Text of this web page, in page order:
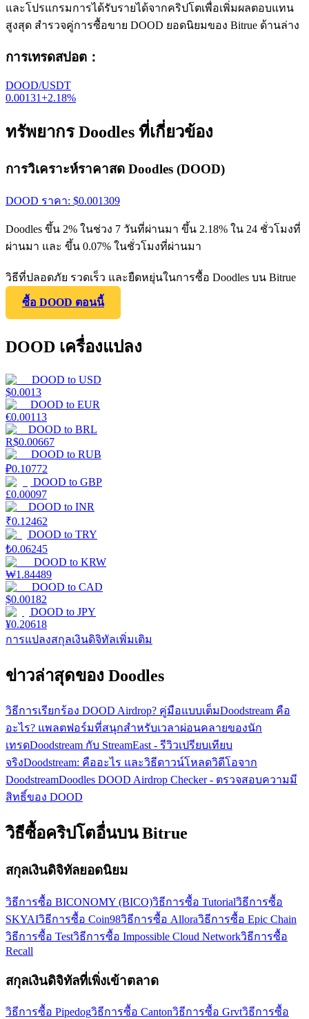
และโปรแกรมการได้รับรายได้จากคริปโตเพื่อเพิ่มผลตอบแทน
สูงสุด สำรวจคู่การซื้อขาย DOOD ยอดนิยมของ Bitrue ด้านล่าง
การเทรดสปอต ：
DOOD/USDT
0.00131+2.18%
ทรัพยากร Doodles ที่เกี่ยวข้อง
การวิเคราะห์ราคาสด Doodles (DOOD)
DOOD ราคา: $0.001309
Doodles ขึ้น 2% ในช่วง 7 วันที่ผ่านมา ขึ้น 2.18% ใน 24 ชั่วโมงที่
ผ่านมา และ ขึ้น 0.07% ในชั่วโมงที่ผ่านมา
วิธีที่ปลอดภัย รวดเร็ว และยืดหยุ่นในการซื้อ Doodles บน Bitrue
ซื้อ DOOD ตอนนี้
DOOD เครื่องแปลง
DOOD to USD
$0.0013
DOOD to EUR
€0.00113
DOOD to BRL
R$0.00667
DOOD to RUB
₽0.10772
DOOD to GBP
£0.00097
DOOD to INR
₹0.12462
DOOD to TRY
₺0.06245
DOOD to KRW
₩1.84489
DOOD to CAD
$0.00182
DOOD to JPY
¥0.20618
การแปลงสกุลเงินดิจิทัลเพิ่มเติม
ข่าวล่าสุดของ Doodles
วิธีการเรียกร้อง DOOD Airdrop? คู่มือแบบเต็มDoodstream คือ
อะไร? แพลตฟอร์มที่สนุกสำหรับเวลาผ่อนคลายของนัก
เทรดDoodstream กับ StreamEast - รีวิวเปรียบเทียบ
จริงDoodstream: คืออะไร และวิธีดาวน์โหลดวิดีโอจาก
DoodstreamDoodles DOOD Airdrop Checker - ตรวจสอบความมี
สิทธิ์ของ DOOD
วิธีซื้อคริปโตอื่นบน Bitrue
สกุลเงินดิจิทัลยอดนิยม
วิธีการซื้อ BICONOMY (BICO)วิธีการซื้อ Tutorialวิธีการซื้อ
SKYAIวิธีการซื้อ Coin98วิธีการซื้อ Alloraวิธีการซื้อ Epic Chain
วิธีการซื้อ Testวิธีการซื้อ Impossible Cloud Networkวิธีการซื้อ
Recall
สกุลเงินดิจิทัลที่เพิ่งเข้าตลาด
วิธีการซื้อ Pipedogวิธีการซื้อ Cantonวิธีการซื้อ Grvtวิธีการซื้อ